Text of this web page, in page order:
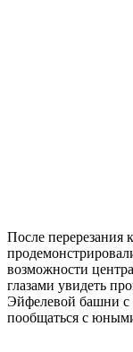
После
возможности
глазами увидеть
Эйфелевой башни
пообщаться с